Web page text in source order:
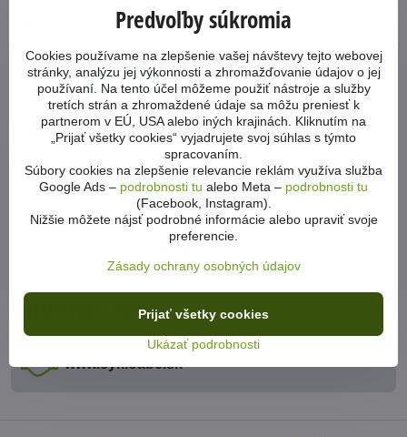
Nový komentár
FacebookTwitterBlueskyPinterestRedditLinkedInWhatsApp
E-
mail
Potrebujete poradiť?
Neváhajte nás kontaktovať
053 4413 064
Partnerský eshop
www​.cykloabc​.sk
Predvoľby súkromia
Cookies používame na zlepšenie vašej návštevy tejto webovej
stránky, analýzu jej výkonnosti a zhromažďovanie údajov o jej
používaní. Na tento účel môžeme použiť nástroje a služby
tretích strán a zhromaždené údaje sa môžu preniesť k
partnerom v EÚ, USA alebo iných krajinách. Kliknutím na
„Prijať všetky cookies“ vyjadrujete svoj súhlas s týmto
spracovaním.
Súbory cookies na zlepšenie relevancie reklám využíva služba
Google Ads – podrobnosti tu alebo Meta – podrobnosti tu
(Facebook, Instagram).
Nižšie môžete nájsť podrobné informácie alebo upraviť svoje
preferencie.
Zásady ochrany osobných údajov
Ukázať podrobnosti
Prijať všetky cookies